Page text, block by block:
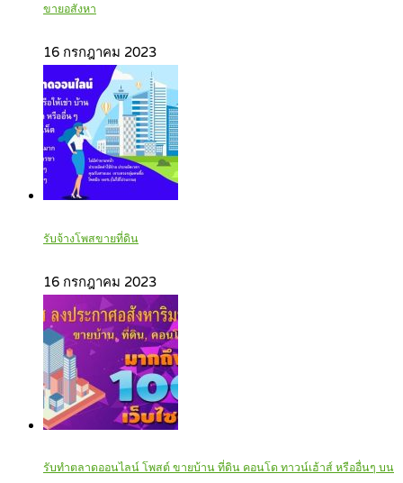
ขายอสังหา
16 กรกฎาคม 2023
รับจ้างโพสขายที่ดิน
16 กรกฎาคม 2023
รับทำตลาดออนไลน์ โพสต์ ขายบ้าน ที่ดิน คอนโด ทาวน์เฮ้าส์ หรืออื่นๆ บน